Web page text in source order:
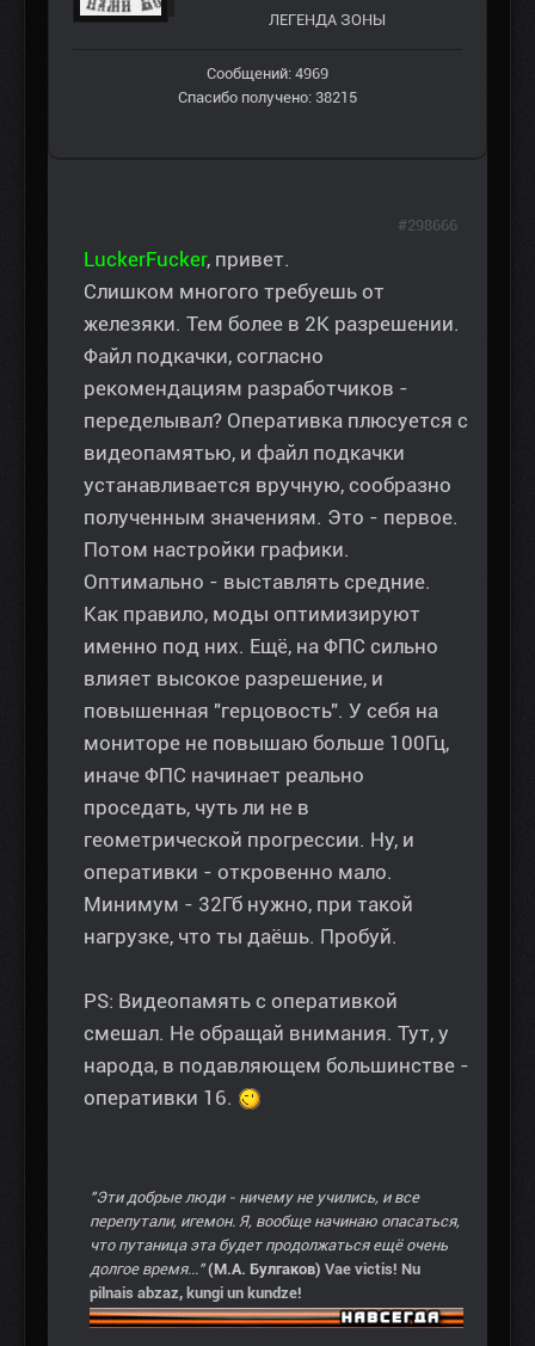
ЛЕГЕНДА ЗОНЫ
Сообщений: 4969
Спасибо получено: 38215
LuckerFucker, привет.
Слишком многого требуешь от
железяки. Тем более в 2К разрешении.
Файл подкачки, согласно
рекомендациям разработчиков -
переделывал? Оперативка плюсуется с
видеопамятью, и файл подкачки
устанавливается вручную, сообразно
полученным значениям. Это - первое.
Потом настройки графики.
Оптимально - выставлять средние.
Как правило, моды оптимизируют
именно под них. Ещё, на ФПС сильно
влияет высокое разрешение, и
повышенная "герцовость". У себя на
мониторе не повышаю больше 100Гц,
иначе ФПС начинает реально
проседать, чуть ли не в
геометрической прогрессии. Ну, и
оперативки - откровенно мало.
Минимум - 32Гб нужно, при такой
нагрузке, что ты даёшь. Пробуй.
PS: Видеопамять с оперативкой
смешал. Не обращай внимания. Тут, у
народа, в подавляющем большинстве -
оперативки 16.
"Эти добрые люди - ничему не учились, и все
перепутали, игемон. Я, вообще начинаю опасаться,
что путаница эта будет продолжаться ещё очень
долгое время..." (М.А. Булгаков) Vae victis! Nu
pilnais abzaz, kungi un kundze!
#298666